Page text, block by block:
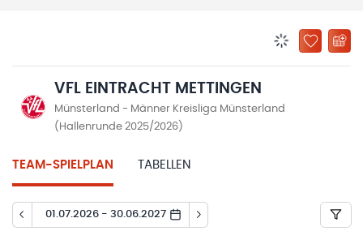
ZU
VFL EINTRACHT METTINGEN
Münsterland - Männer Kreisliga Münsterland
(Hallenrunde 2025/2026)
TEAM-SPIELPLAN TABELLEN
01.07.2026 - 30.06.2027